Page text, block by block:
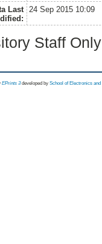
Last
24 Sep 2015 10:09
Staff
EPrints 3 developed by School of Electronics